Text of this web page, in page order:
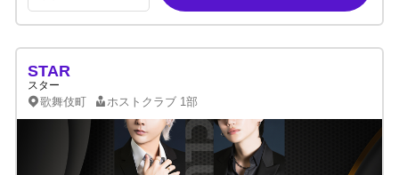
STAR
スター
歌舞伎町 ホストクラブ 1部